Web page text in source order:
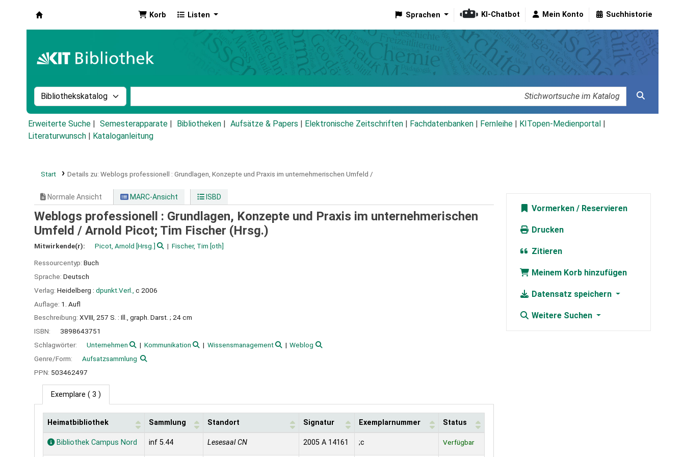
Korb Listen Sprachen KI-Chatbot Mein Konto Suchhistorie
Suche im Katalog nach:
Erweiterte Suche Semesterapparate Bibliotheken Aufsätze & Papers Elektronische Zeitschriften Fachdatenbanken Fernleihe KITopen-Medienportal
Literaturwunsch
Kataloganleitung
Start Details zu: Weblogs professionell : Grundlagen, Konzepte und Praxis im unternehmerischen Umfeld /
Normale Ansicht MARC-Ansicht ISBD
Weblogs professionell : Grundlagen, Konzepte und Praxis im unternehmerischen
Umfeld / Arnold Picot; Tim Fischer (Hrsg.)
Mitwirkende(r): Picot, Arnold [Hrsg.] Fischer, Tim [oth]
Ressourcentyp: Buch
Sprache: Deutsch
Verlag: Heidelberg : dpunkt.Verl.,
c 2006
Auflage: 1. Aufl
Beschreibung: XVIII, 257 S. : Ill., graph. Darst. ; 24 cm
ISBN:
3898643751
Schlagwörter:
Unternehmen Kommunikation Wissensmanagement
Weblog
Genre/Form:
Aufsatzsammlung
PPN: 503462497
Exemplare ( 3 )
Exemplare
Heimatbibliothek Sammlung Standort Signatur Exemplarnummer Status
Bibliothek Campus Nord inf 5.44 Lesesaal CN 2005 A 14161 ;c Verfügbar
Vormerken
Drucken
Zitieren
Meinem Korb hinzufügen
Datensatz speichern
Weitere Suchen